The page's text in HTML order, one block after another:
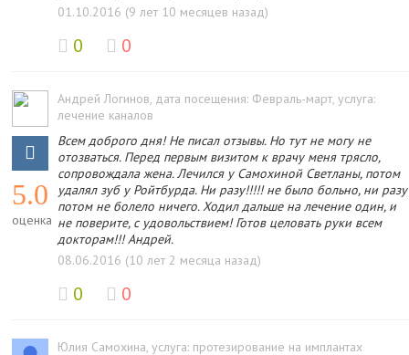
01.10.2016 (9 лет 10 месяцев назад)
0 0
5.0
оценка
Андрей Логинов, дата посещения: Февраль-март, услуга:
лечение каналов
Всем доброго дня! Не писал отзывы. Но тут не могу не
отозваться. Перед первым визитом к врачу меня трясло,
сопровождала жена. Лечился у Самохиной Светланы, потом
удалял зуб у Ройтбурда. Ни разу!!!!! не было больно, ни разу
потом не болело ничего. Ходил дальше на лечение один, и
не поверите, с удовольствием! Готов целовать руки всем
докторам!!! Андрей.
08.06.2016 (10 лет 2 месяца назад)
0 0
Юлия Самохина, услуга: протезирование на имплантах